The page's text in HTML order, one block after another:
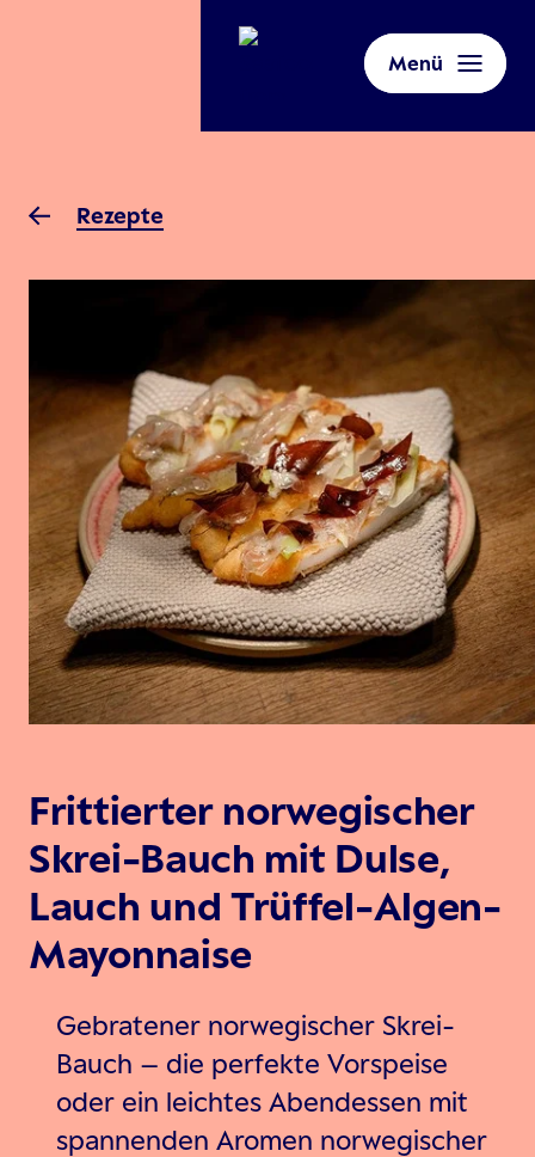
Menü
Rezepte
Frittierter norwegischer
Skrei-Bauch mit Dulse,
Lauch und Trüffel-Algen-
Mayonnaise
Gebratener norwegischer Skrei-
Bauch – die perfekte Vorspeise
oder ein leichtes Abendessen mit
spannenden Aromen norwegischer